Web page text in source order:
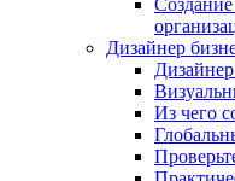
Создание
Дизайнер
Из чего